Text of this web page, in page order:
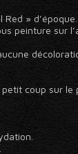
» d’époque.
peinture sur
coup sur le